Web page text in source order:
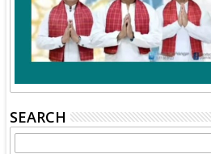
SEARCH